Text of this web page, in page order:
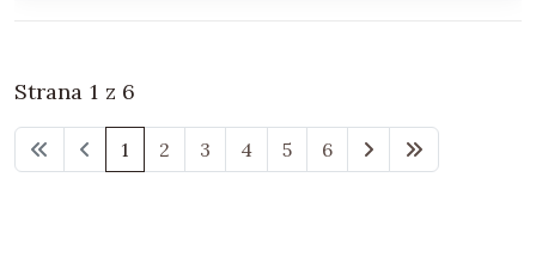
Strana 1 z 6
1 2 3 4 5 6